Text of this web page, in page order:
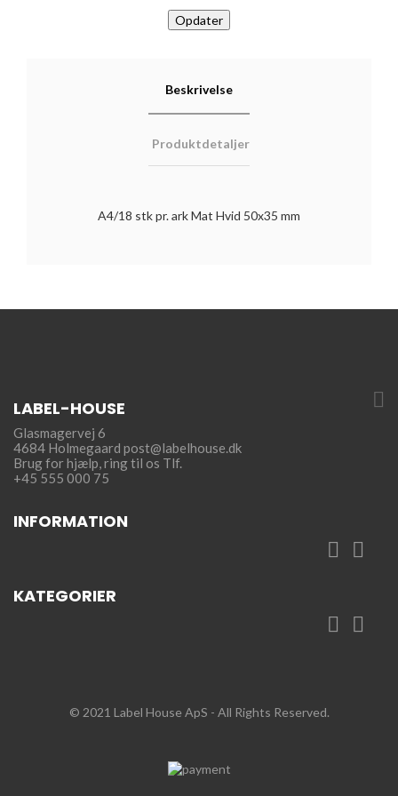
Beskrivelse
Produktdetaljer
A4/18 stk pr. ark Mat Hvid 50x35 mm
LABEL-HOUSE
Glasmagervej 6
4684 Holmegaard post@labelhouse.dk
Brug for hjælp,ring til os Tlf.
+45 555 000 75
INFORMATION
 
KATEGORIER
 
© 2021 Label House ApS - All Rights Reserved.
